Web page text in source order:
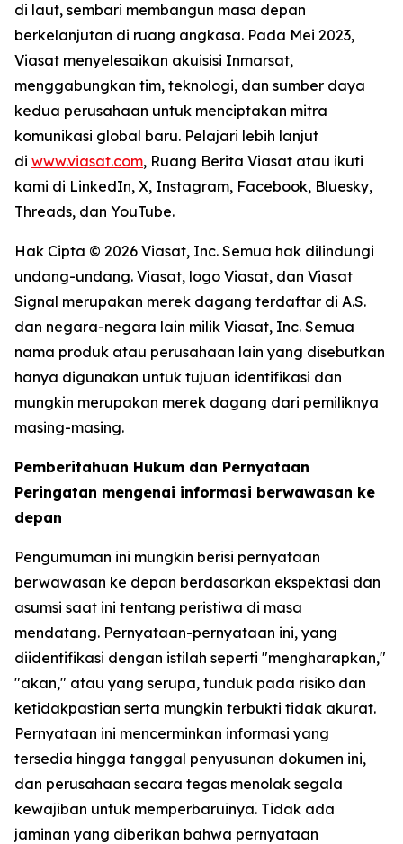
di laut, sembari membangun masa depan
berkelanjutan di ruang angkasa. Pada Mei 2023,
Viasat menyelesaikan akuisisi Inmarsat,
menggabungkan tim, teknologi, dan sumber daya
kedua perusahaan untuk menciptakan mitra
komunikasi global baru. Pelajari lebih lanjut
di www.viasat.com, Ruang Berita Viasat atau ikuti
kami di LinkedIn, X, Instagram, Facebook, Bluesky,
Threads, dan YouTube.
Hak Cipta © 2026 Viasat, Inc. Semua hak dilindungi
undang-undang. Viasat, logo Viasat, dan Viasat
Signal merupakan merek dagang terdaftar di A.S.
dan negara-negara lain milik Viasat, Inc. Semua
nama produk atau perusahaan lain yang disebutkan
hanya digunakan untuk tujuan identifikasi dan
mungkin merupakan merek dagang dari pemiliknya
masing-masing.
Pemberitahuan Hukum dan Pernyataan
Peringatan mengenai informasi berwawasan ke
depan
Pengumuman ini mungkin berisi pernyataan
berwawasan ke depan berdasarkan ekspektasi dan
asumsi saat ini tentang peristiwa di masa
mendatang. Pernyataan-pernyataan ini, yang
diidentifikasi dengan istilah seperti "mengharapkan,"
"akan," atau yang serupa, tunduk pada risiko dan
ketidakpastian serta mungkin terbukti tidak akurat.
Pernyataan ini mencerminkan informasi yang
tersedia hingga tanggal penyusunan dokumen ini,
dan perusahaan secara tegas menolak segala
kewajiban untuk memperbaruinya. Tidak ada
jaminan yang diberikan bahwa pernyataan